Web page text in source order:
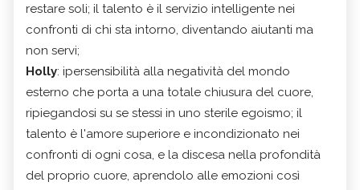
restare soli; il talento è il servizio intelligente nei
confronti di chi sta intorno, diventando aiutanti ma
non servi;
Holly: ipersensibilità alla negatività del mondo
esterno che porta a una totale chiusura del cuore,
ripiegandosi su se stessi in uno sterile egoismo; il
talento è l'amore superiore e incondizionato nei
confronti di ogni cosa, e la discesa nella profondità
del proprio cuore, aprendolo alle emozioni così